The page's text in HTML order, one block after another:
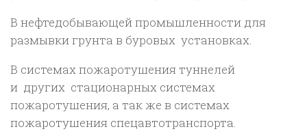
В нефтедобывающей промышленности для
размывки грунта в буровых установках.
В системах пожаротушения туннелей
и других стационарных системах
пожаротушения, а так же в системах
пожаротушения спецавтотранспорта.